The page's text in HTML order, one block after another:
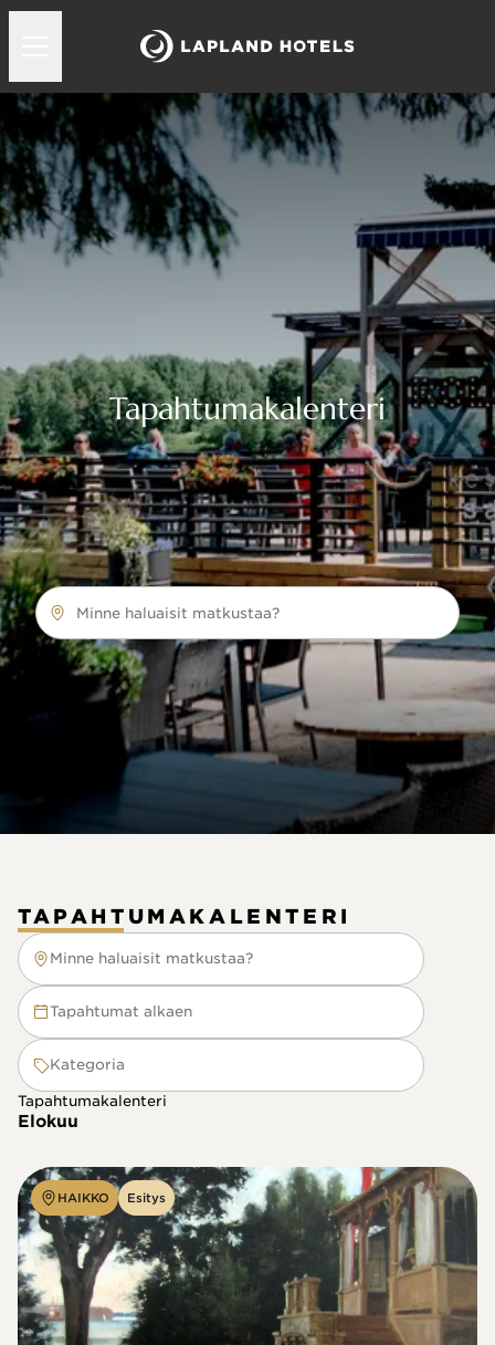
Tapahtumakalenteri
Minne haluaisit matkustaa?
TAPAHTUMAKALENTERI
Minne haluaisit matkustaa?
Minne haluaisit matkustaa?
Tapahtumat alkaen
Kategoria
Tapahtumakalenteri
Elokuu
HAIKKO Esitys